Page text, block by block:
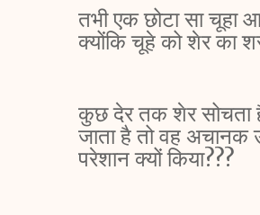
तभी एक छोटा सा
क्योंकि चूहे को शेर का
कुछ देर तक शेर सोचता
जाता है तो वह
परेशान क्यों किया???